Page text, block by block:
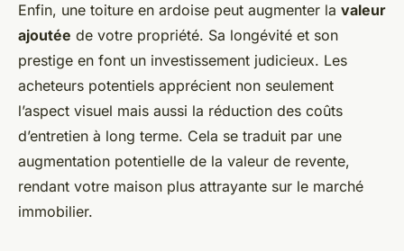
Enfin, une toiture en ardoise peut augmenter la valeur
ajoutée de votre propriété. Sa longévité et son
prestige en font un investissement judicieux. Les
acheteurs potentiels apprécient non seulement
l’aspect visuel mais aussi la réduction des coûts
d’entretien à long terme. Cela se traduit par une
augmentation potentielle de la valeur de revente,
rendant votre maison plus attrayante sur le marché
immobilier.